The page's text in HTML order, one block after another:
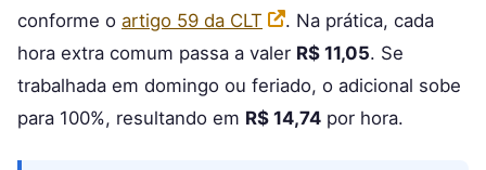
conforme o artigo 59 da CLT
. Na prática, cada
hora extra comum passa a valer R$ 11,05. Se
trabalhada em domingo ou feriado, o adicional sobe
para 100%, resultando em R$ 14,74 por hora.